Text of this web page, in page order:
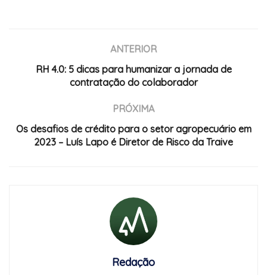
ANTERIOR
RH 4.0: 5 dicas para humanizar a jornada de
contratação do colaborador
PRÓXIMA
Os desafios de crédito para o setor agropecuário em
2023 – Luís Lapo é Diretor de Risco da Traive
Redação